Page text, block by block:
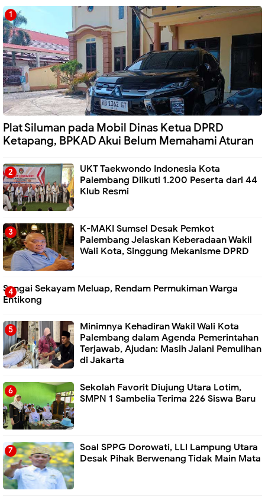
Plat Siluman pada Mobil Dinas Ketua DPRD
Ketapang, BPKAD Akui Belum Memahami Aturan
UKT Taekwondo Indonesia Kota
Palembang Diikuti 1.200 Peserta dari 44
Klub Resmi
K-MAKI Sumsel Desak Pemkot
Palembang Jelaskan Keberadaan Wakil
Wali Kota, Singgung Mekanisme DPRD
Sungai Sekayam Meluap, Rendam Permukiman Warga
Entikong
Minimnya Kehadiran Wakil Wali Kota
Palembang dalam Agenda Pemerintahan
Terjawab, Ajudan: Masih Jalani Pemulihan
di Jakarta
Sekolah Favorit Diujung Utara Lotim,
SMPN 1 Sambelia Terima 226 Siswa Baru ‎
Soal SPPG Dorowati, LLI Lampung Utara
Desak Pihak Berwenang Tidak Main Mata